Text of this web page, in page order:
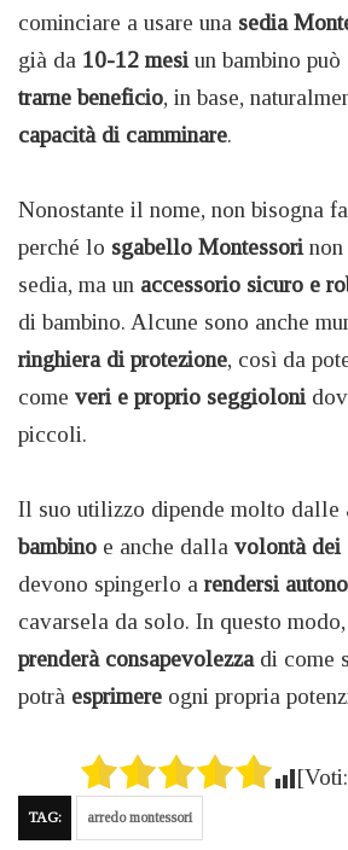
cominciare a usare una sedia
già da 10-12 mesiun bambino può
trarne beneficio, in base,
capacità di camminare.
Nonostante il nome, non bisogna
perché lo sgabello Montessorinon
sedia, ma un accessorio sicuro e
di bambino. Alcune sono anche
ringhiera di protezione, così da
come veri e proprio seggioloni
piccoli.
Il suo utilizzo dipende molto dalle
bambino e anche dalla volontà dei
devono spingerlo a rendersi
cavarsela da solo. In questo
prenderà consapevolezza di come
potrà esprimere ogni propria
[Voti:
TAG: arredo montessori